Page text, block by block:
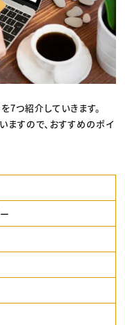
7つ紹介していきます。
ますので、おすすめのポイ